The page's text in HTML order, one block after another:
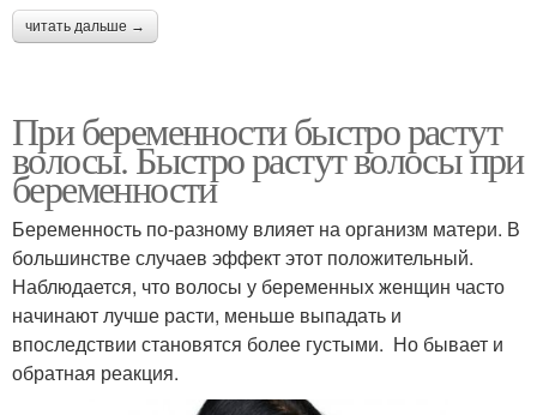
читать дальше →
При беременности быстро растут
волосы. Быстро растут волосы при
беременности
Беременность по-разному влияет на организм матери. В
большинстве случаев эффект этот положительный.
Наблюдается, что волосы у беременных женщин часто
начинают лучше расти, меньше выпадать и
впоследствии становятся более густыми. Но бывает и
обратная реакция.